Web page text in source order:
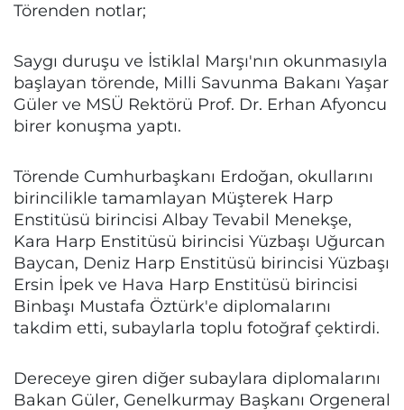
Törenden notlar;
Saygı duruşu ve İstiklal Marşı'nın okunmasıyla
başlayan törende, Milli Savunma Bakanı Yaşar
Güler ve MSÜ Rektörü Prof. Dr. Erhan Afyoncu
birer konuşma yaptı.
Törende Cumhurbaşkanı Erdoğan, okullarını
birincilikle tamamlayan Müşterek Harp
Enstitüsü birincisi Albay Tevabil Menekşe,
Kara Harp Enstitüsü birincisi Yüzbaşı Uğurcan
Baycan, Deniz Harp Enstitüsü birincisi Yüzbaşı
Ersin İpek ve Hava Harp Enstitüsü birincisi
Binbaşı Mustafa Öztürk'e diplomalarını
takdim etti, subaylarla toplu fotoğraf çektirdi.
Dereceye giren diğer subaylara diplomalarını
Bakan Güler, Genelkurmay Başkanı Orgeneral